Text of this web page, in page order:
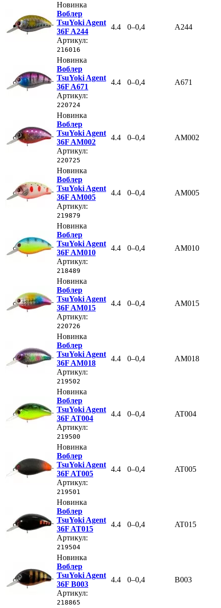
Новинка
Воблер
TsuYoki Agent
36F A244
Артикул:
216016
4.4 0–0,4 A244
Новинка
Воблер
TsuYoki Agent
36F A671
Артикул:
220724
4.4 0–0,4 A671
Новинка
Воблер
TsuYoki Agent
36F AM002
Артикул:
220725
4.4 0–0,4 AM002
Новинка
Воблер
TsuYoki Agent
36F AM005
Артикул:
219879
4.4 0–0,4 AM005
Новинка
Воблер
TsuYoki Agent
36F AM010
Артикул:
218489
4.4 0–0,4 AM010
Новинка
Воблер
TsuYoki Agent
36F AM015
Артикул:
220726
4.4 0–0,4 AM015
Новинка
Воблер
TsuYoki Agent
36F AM018
Артикул:
219502
4.4 0–0,4 AM018
Новинка
Воблер
TsuYoki Agent
36F AT004
Артикул:
219500
4.4 0–0,4 AT004
Новинка
Воблер
TsuYoki Agent
36F AT005
Артикул:
219501
4.4 0–0,4 AT005
Новинка
Воблер
TsuYoki Agent
36F AT015
Артикул:
219504
4.4 0–0,4 AT015
Новинка
Воблер
TsuYoki Agent
36F B003
Артикул:
218865
4.4 0–0,4 B003